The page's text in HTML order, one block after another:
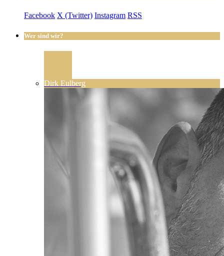
Facebook X (Twitter) Instagram RSS
Wer sind wir?
Dirk Eulberg